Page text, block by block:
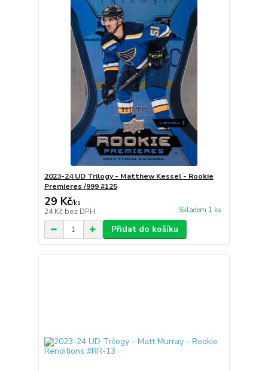
2023-24 UD Trilogy - Matthew Kessel - Rookie
Premieres /999 #125
29 Kč/ks
24 Kč bez DPH Skladem 1 ks
Přidat do košíku